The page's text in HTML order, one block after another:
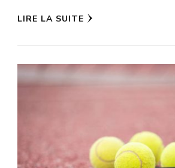
LIRE LA SUITE